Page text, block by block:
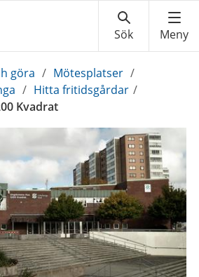
göra / Mötesplatser /
/ Hitta fritidsgårdar /
Kvadrat